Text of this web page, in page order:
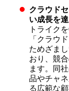
クラウド
い成長を
トライク
「クラウ
ためざま
おり、競
ます。同
品やチャ
る広範な